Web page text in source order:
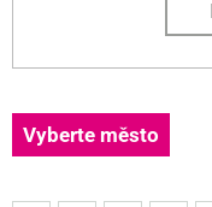
Vyberte město